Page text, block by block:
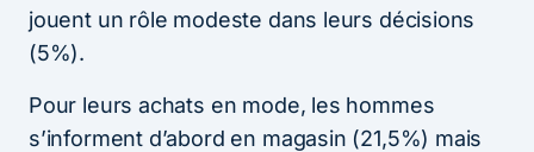
jouent un rôle modeste dans leurs décisions
(5%).
Pour leurs achats en mode, les hommes
s’informent d’abord en magasin (21,5%) mais